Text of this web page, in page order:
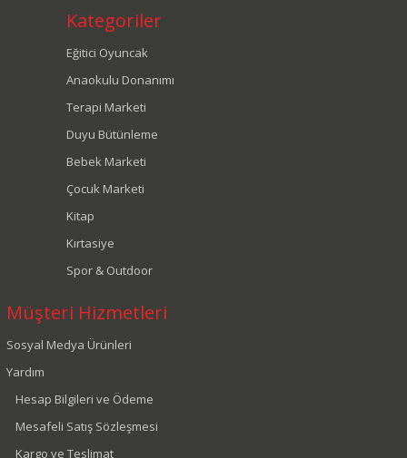
Kategoriler
Eğitici Oyuncak
Anaokulu Donanımı
Terapi Marketi
Duyu Bütünleme
Bebek Marketi
Çocuk Marketi
Kitap
Kırtasiye
Spor & Outdoor
Müşteri Hizmetleri
Sosyal Medya Ürünleri
Yardım
Hesap Bilgileri ve Ödeme
Mesafeli Satış Sözleşmesi
Kargo ve Teslimat